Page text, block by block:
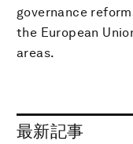
governance
the European
areas.
最新記事